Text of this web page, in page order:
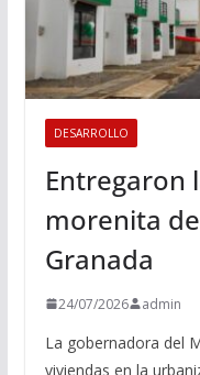
DESARROLLO
Entregaron
morenita
Granada
24/07/2026 admin
La gobernadora del
viviendas en la